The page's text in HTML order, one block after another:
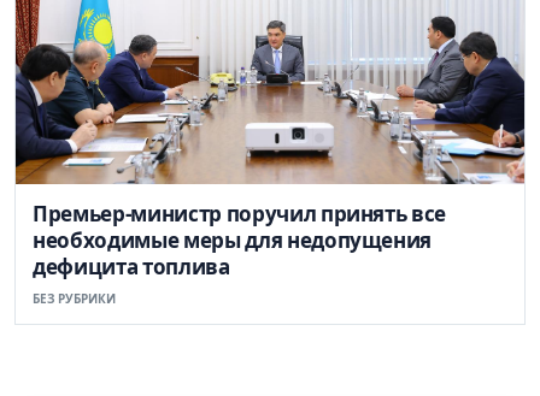
Премьер-министр поручил принять все
необходимые меры для недопущения
дефицита топлива
БЕЗ РУБРИКИ